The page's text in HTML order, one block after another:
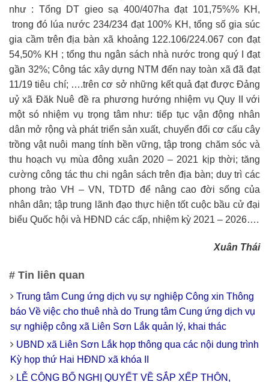
như : Tổng DT gieo sạ 400/407ha đạt 101,75%% KH,
trong đó lúa nước 234/234 đạt 100% KH, tổng số gia súc
gia cầm trên địa bàn xã khoảng 122.106/224.067 con đạt
54,50% KH ; tổng thu ngân sách nhà nước trong quý I đạt
gần 32%; Công tác xây dựng NTM đến nay toàn xã đã đạt
11/19 tiêu chí; ….trên cơ sở những kết quả đạt được Đảng
uỷ xã Đăk Nuê đề ra phương hướng nhiệm vụ Quy II với
một só nhiệm vụ trọng tâm như: tiếp tục vận động nhân
dân mở rộng và phát triển sản xuất, chuyển đổi cơ cấu cây
trồng vật nuôi mang tính bền vững, tập trong chăm sóc và
thu hoạch vụ mùa đông xuân 2020 – 2021 kịp thời; tăng
cường công tác thu chi ngân sách trên địa bàn; duy trì các
phong trào VH – VN, TDTD để nâng cao đời sống của
nhân dân; tập trung lãnh đạo thực hiện tốt cuộc bầu cử đại
biểu Quốc hội và HĐND các cấp, nhiệm kỳ 2021 – 2026….
Xuân Thái
# Tin liên quan
Trung tâm Cung ứng dịch vụ sự nghiệp Công xin Thông
báo Về việc cho thuê nhà do Trung tâm Cung ứng dịch vụ
sự nghiệp công xã Liên Sơn Lắk quản lý, khai thác
UBND xã Liên Sơn Lắk họp thông qua các nội dung trình
Kỳ họp thứ Hai HĐND xã khóa II
LỄ CÔNG BỐ NGHỊ QUYẾT VỀ SẮP XẾP THÔN,